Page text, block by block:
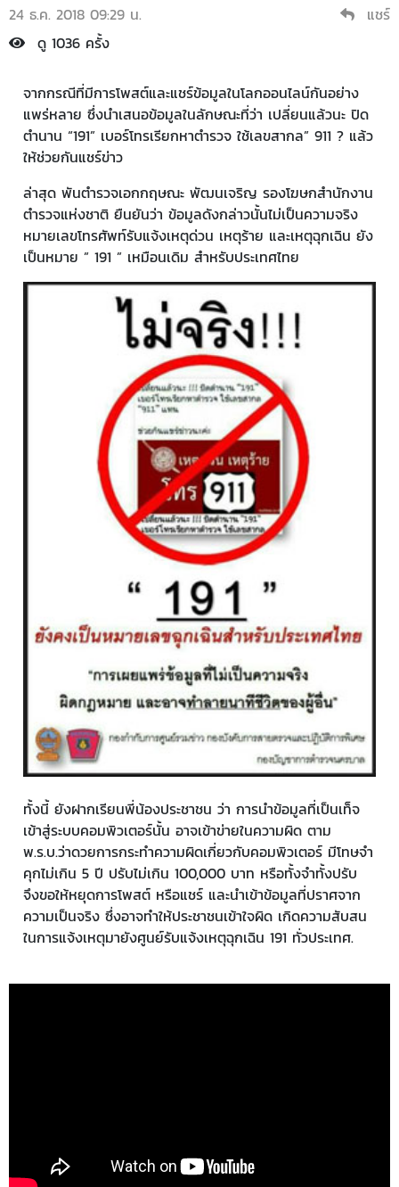
24 ธ.ค. 2018 09:29 น.
แชร์
ดู 1036 ครั้ง
จากกรณีที่มีการโพสต์และแชร์ข้อมูลในโลกออนไลน์กันอย่าง
แพร่หลาย ซึ่งนำเสนอข้อมูลในลักษณะที่ว่า เปลี่ยนแล้วนะ ปิด
ตำนาน “191” เบอร์โทรเรียกหาตำรวจ ใช้เลขสากล” 911 ? แล้ว
ให้ช่วยกันแชร์ข่าว
ล่าสุด พันตำรวจเอกกฤษณะ พัฒนเจริญ รองโฆษกสำนักงาน
ตำรวจแห่งชาติ ยืนยันว่า ข้อมูลดังกล่าวนั้นไม่เป็นความจริง
หมายเลขโทรศัพท์รับแจ้งเหตุด่วน เหตุร้าย และเหตุฉุกเฉิน ยัง
เป็นหมาย ” 191 ” เหมือนเดิม สำหรับประเทศไทย
ทั้งนี้ ยังฝากเรียนพี่น้องประชาชน ว่า การนำข้อมูลที่เป็นเท็จ
เข้าสู่ระบบคอมพิวเตอร์นั้น อาจเข้าข่ายในความผิด ตาม
พ.ร.บ.ว่าดวยการกระทำความผิดเกี่ยวกับคอมพิวเตอร์ มีโทษจำ
คุกไม่เกิน 5 ปี ปรับไม่เกิน 100,000 บาท หรือทั้งจำทั้งปรับ
จึงขอให้หยุดการโพสต์ หรือแชร์ และนำเข้าข้อมูลที่ปราศจาก
ความเป็นจริง ซึ่งอาจทำให้ประชาชนเข้าใจผิด เกิดความสับสน
ในการแจ้งเหตุมายังศูนย์รับแจ้งเหตุฉุกเฉิน 191 ทั่วประเทศ.